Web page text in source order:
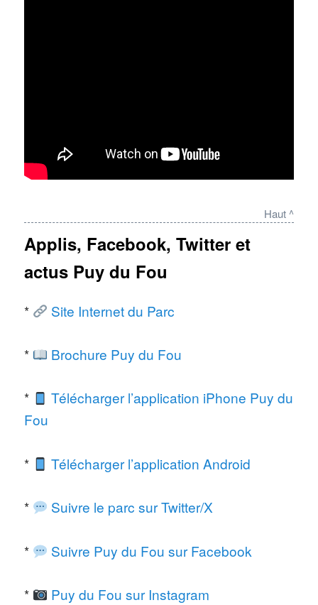
Haut ^
Applis, Facebook, Twitter et
actus Puy du Fou
* Site Internet du Parc
* Brochure Puy du Fou
*
Télécharger l’application iPhone Puy du
Fou
* Télécharger l’application Android
* Suivre le parc sur Twitter/X
* Suivre Puy du Fou sur Facebook
* Puy du Fou sur Instagram